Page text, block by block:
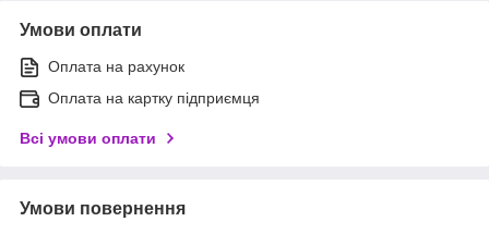
Умови оплати
Оплата на рахунок
Оплата на картку підприємця
Всі умови оплати
Умови повернення